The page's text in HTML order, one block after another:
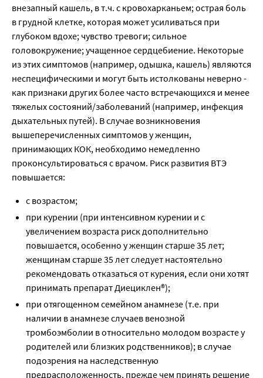
внезапный кашель, в т.ч. с кровохарканьем; острая боль
в грудной клетке, которая может усиливаться при
глубоком вдохе; чувство тревоги; сильное
головокружение; учащенное сердцебиение. Некоторые
из этих симптомов (например, одышка, кашель) являются
неспецифическими и могут быть истолкованы неверно -
как признаки других более часто встречающихся и менее
тяжелых состояний/заболеваний (например, инфекция
дыхательных путей). В случае возникновения
вышеперечисленных симптомов у женщин,
принимающих КОК, необходимо немедленно
проконсультироваться с врачом. Риск развития ВТЭ
повышается:
с возрастом;
при курении (при интенсивном курении и с
увеличением возраста риск дополнительно
повышается, особенно у женщин старше 35 лет;
женщинам старше 35 лет следует настоятельно
рекомендовать отказаться от курения, если они хотят
принимать препарат Диециклен®);
при отягощенном семейном анамнезе (т.е. при
наличии в анамнезе случаев венозной
тромбоэмболии в относительно молодом возрасте у
родителей или близких родственников); в случае
подозрения на наследственную
предрасположенность, прежде чем принять решение